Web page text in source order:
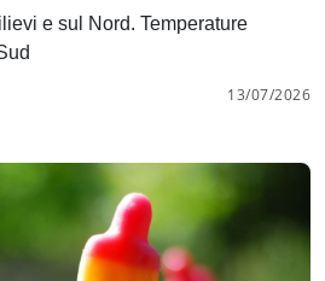
e sul Nord. Temperature
13/07/2026